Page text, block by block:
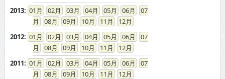
2013: 01 02 03 04 05 06
07
08
09 10 11
12
2012: 01 02 03 04 05 06
07
08
09 10 11
12
2011: 01 02 03 04 05 06
07
08
09 10 11
12